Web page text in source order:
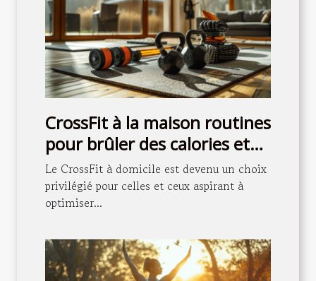
CrossFit à la maison routines
pour brûler des calories et
renforcer les muscles
Le CrossFit à domicile est devenu un choix
privilégié pour celles et ceux aspirant à
optimiser...